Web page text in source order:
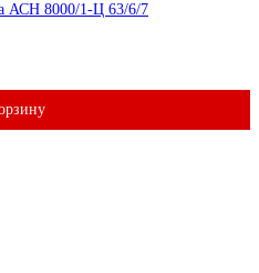
АСН 8000/1-Ц 63/6/7